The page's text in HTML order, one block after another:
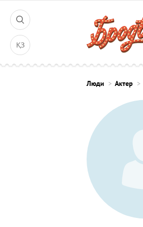
ҚЗ
Люди Актер